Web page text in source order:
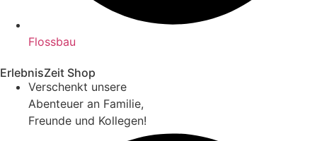
Flossbau
ErlebnisZeit Shop
Verschenkt unsere
Abenteuer an Familie,
Freunde und Kollegen!